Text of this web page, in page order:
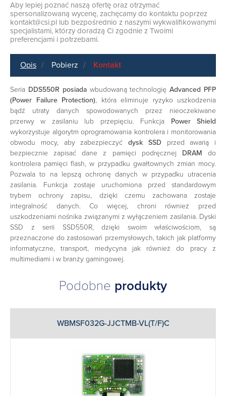
Aby lepiej poznać naszą ofertę oraz otrzymać
spersonalizowaną wycenę, zachęcamy do kontaktu poprzez
kontakt@csi.pl lub bezpośrednio z naszymi wykwalifikowanymi
specjalistami, którzy doradzą Ci zgodnie z Twoimi
preferencjami i potrzebami.
Opis Pobierz Kontakt
Seria DDS550R posiada wbudowaną technologięAdvanced PFP
(Power Failure Protection), która eliminuje ryzyko uszkodzenia
bądź utraty danych spowodowanych przez nieoczekiwane
przerwy w zasilaniu lub przepięciu. Funkcja Power Shield
wykorzystuje algorytm oprogramowania kontrolera i monitorowania
obwodu mocy, aby zabezpieczyć dysk SSD przed awarią i
bezpiecznie zapisać dane z pamięci podręcznej DRAM do
kontrolera pamięci flash, w przypadku gwałtownych zmian mocy.
Pozwala to na lepszą ochronę danych w przypadku utracenia
zasilania. Funkcja zostaje uruchomiona przed standardowym
trybem ochrony zapisu, dzięki czemu zachowana zostaje
integralność danych. Co więcej, chroni również przed
uszkodzeniami nośnika związanymi z wyłączeniem zasilania. Dyski
SSD z serii SSD550R, dzięki swoim właściwościom, są
przeznaczone do zastosowań przemysłowych, takich jak platformy
informatyczne, transport, medycyna jak również do pracy z
multimediami i w branży gamingowej.
Podobne produkty
WBMSF032G-JJCTMB-VL(T/F)C